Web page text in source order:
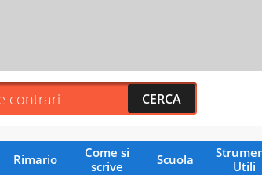
Rimario
Come si
scrive
Scuola
Utili